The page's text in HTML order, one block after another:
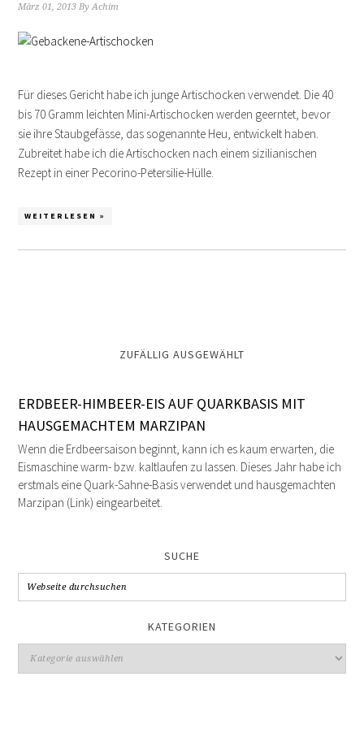
März 01, 2013 ByAchim
Für dieses Gericht habe ich junge Artischocken verwendet. Die 40
bis 70 Gramm leichten Mini-Artischocken werden geerntet, bevor
sie ihre Staubgefässe, das sogenannte Heu, entwickelt haben.
Zubreitet habe ich die Artischocken nach einem sizilianischen
Rezept in einer Pecorino-Petersilie-Hülle.
WEITERLESEN »
ZUFÄLLIG AUSGEWÄHLT
ERDBEER-HIMBEER-EIS AUF QUARKBASIS MIT
HAUSGEMACHTEM MARZIPAN
Wenn die Erdbeersaison beginnt, kann ich es kaum erwarten, die
Eismaschine warm- bzw. kaltlaufen zu lassen. Dieses Jahr habe ich
erstmals eine Quark-Sahne-Basis verwendet und hausgemachten
Marzipan (Link) eingearbeitet.
SUCHE
KATEGORIEN
Kategorien